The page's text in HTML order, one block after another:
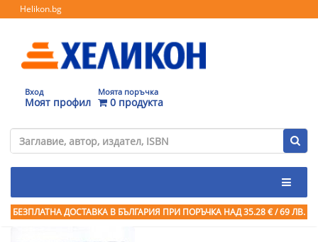
Helikon.bg
Вход
Моят профил
Моята поръчка
0 продукта
БЕЗПЛАТНА ДОСТАВКА В БЪЛГАРИЯ ПРИ ПОРЪЧКА НАД 35.28 € / 69 ЛВ.